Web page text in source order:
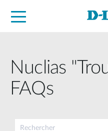
Nuclias
FAQs